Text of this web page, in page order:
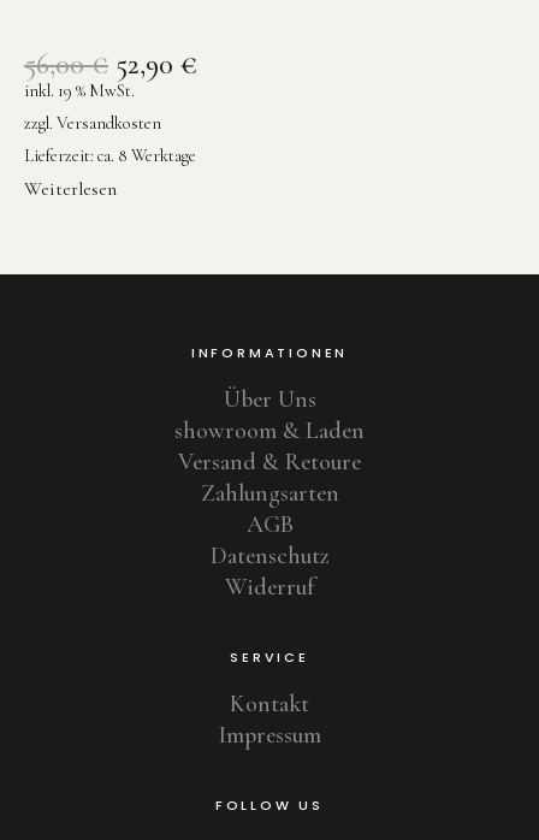
56,00€ 52,90 €
inkl. 19 % MwSt.
zzgl. Versandkosten
Lieferzeit: ca. 8 Werktage
Weiterlesen
INFORMATIONEN
Über Uns
showroom & Laden
Versand & Retoure
Zahlungsarten
AGB
Datenschutz
Widerruf
SERVICE
Kontakt
Impressum
FOLLOW US